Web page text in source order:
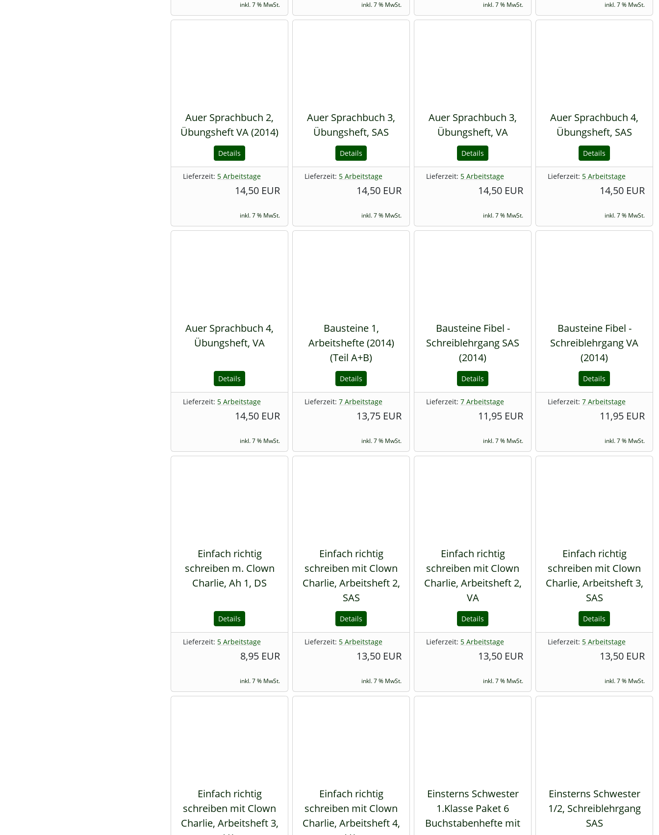
inkl. 7 % MwSt. inkl. 7 % MwSt. inkl. 7 % MwSt. inkl. 7 % MwSt.
Auer Sprachbuch 2,
Übungsheft VA (2014)
Details
Lieferzeit: 5 Arbeitstage
14,50 EUR
inkl. 7 % MwSt.
Auer Sprachbuch 3,
Übungsheft, SAS
Details
Lieferzeit: 5 Arbeitstage
14,50 EUR
inkl. 7 % MwSt.
Auer Sprachbuch 3,
Übungsheft, VA
Details
Lieferzeit: 5 Arbeitstage
14,50 EUR
inkl. 7 % MwSt.
Auer Sprachbuch 4,
Übungsheft, SAS
Details
Lieferzeit: 5 Arbeitstage
14,50 EUR
inkl. 7 % MwSt.
Auer Sprachbuch 4,
Übungsheft, VA
Details
Lieferzeit: 5 Arbeitstage
14,50 EUR
inkl. 7 % MwSt.
Bausteine 1,
Arbeitshefte (2014)
(Teil A+B)
Details
Lieferzeit: 7 Arbeitstage
13,75 EUR
inkl. 7 % MwSt.
Bausteine Fibel -
Schreiblehrgang SAS
(2014)
Details
Lieferzeit: 7 Arbeitstage
11,95 EUR
inkl. 7 % MwSt.
Bausteine Fibel -
Schreiblehrgang VA
(2014)
Details
Lieferzeit: 7 Arbeitstage
11,95 EUR
inkl. 7 % MwSt.
Einfach richtig
schreiben m. Clown
Charlie, Ah 1, DS
Details
Lieferzeit: 5 Arbeitstage
8,95 EUR
inkl. 7 % MwSt.
Einfach richtig
schreiben mit Clown
Charlie, Arbeitsheft 2,
SAS
Details
Lieferzeit: 5 Arbeitstage
13,50 EUR
inkl. 7 % MwSt.
Einfach richtig
schreiben mit Clown
Charlie, Arbeitsheft 2,
VA
Details
Lieferzeit: 5 Arbeitstage
13,50 EUR
inkl. 7 % MwSt.
Einfach richtig
schreiben mit Clown
Charlie, Arbeitsheft 3,
SAS
Details
Lieferzeit: 5 Arbeitstage
13,50 EUR
inkl. 7 % MwSt.
Einfach richtig
schreiben mit Clown
Charlie, Arbeitsheft 3,
Einfach richtig
schreiben mit Clown
Charlie, Arbeitsheft 4,
Einsterns Schwester
1.Klasse Paket 6
Buchstabenhefte mit
Einsterns Schwester
1/2, Schreiblehrgang
SAS